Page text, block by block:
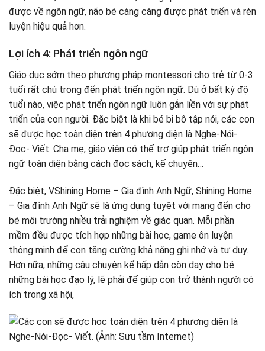
được về ngôn ngữ, não bé càng càng được phát triển và rèn
luyện hiệu quả hơn.
Lợi ích 4: Phát triển ngôn ngữ
Giáo dục sớm theo phương pháp montessori cho trẻ từ 0-3
tuổi rất chú trọng đến phát triển ngôn ngữ. Dù ở bất kỳ độ
tuổi nào, việc phát triển ngôn ngữ luôn gắn liền với sự phát
triển của con người. Đặc biệt là khi bé bi bô tập nói, các con
sẽ được học toàn diện trên 4 phương diện là Nghe-Nói-
Đọc- Viết. Cha mẹ, giáo viên có thể trợ giúp phát triển ngôn
ngữ toàn diện bằng cách đọc sách, kể chuyện…
Đặc biệt, VShining Home – Gia đình Anh Ngữ, Shining Home
– Gia đình Anh Ngữ sẽ là ứng dụng tuyệt vời mang đến cho
bé môi trường nhiều trải nghiệm về giác quan. Mỗi phần
mềm đều được tích hợp những bài học, game ôn luyện
thông minh để con tăng cường khả năng ghi nhớ và tư duy.
Hơn nữa, những câu chuyện kể hấp dẫn còn dạy cho bé
những bài học đạo lý, lẽ phải để giúp con trở thành người có
ích trong xã hội,